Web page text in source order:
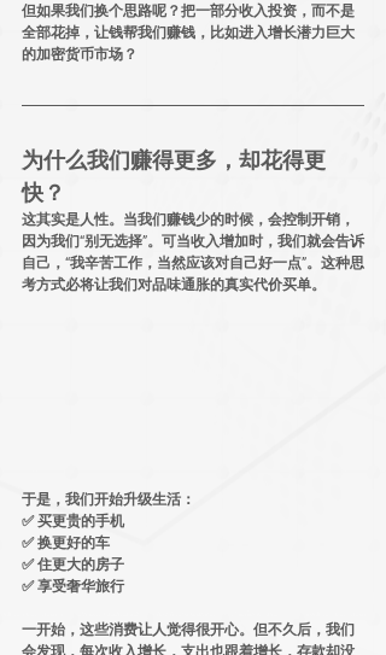
但如果我们换个思路呢？把一部分收入投资，而不是
全部花掉，让钱帮我们赚钱，比如进入增长潜力巨大
的加密货币市场？
为什么我们赚得更多，却花得更
快？
这其实是人性。当我们赚钱少的时候，会控制开销，
因为我们“别无选择”。可当收入增加时，我们就会告诉
自己，“我辛苦工作，当然应该对自己好一点”。这种思
考方式必将让我们对品味通胀的真实代价买单。
于是，我们开始升级生活：
✅ 买更贵的手机
✅ 换更好的车
✅ 住更大的房子
✅ 享受奢华旅行
一开始，这些消费让人觉得很开心。但不久后，我们
会发现，每次收入增长，支出也跟着增长，存款却没